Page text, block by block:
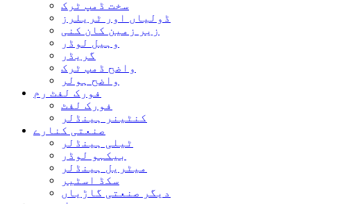
سخت ڈمپ ٹرک
ڈولیاں اور ٹریلرز
زیر زمین کان کنی
وہیل لوڈر
گریڈر
واضح ڈمپ ٹرک
واضح ہولر
فورک لفٹ رم
فورک لفٹ
کنٹینر ہینڈلر
صنعتی کنارے
ٹیلی ہینڈلر
بیکہو لوڈر
میٹریل ہینڈلر
سکڈ اسٹیر
دیگر صنعتی گاڑیاں